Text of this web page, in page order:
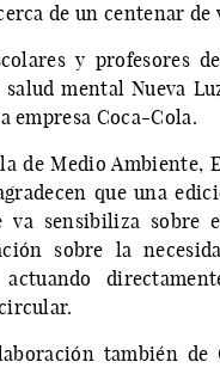
de un centenar de
y profesores
salud mental Nueva
empresa Coca-Cola.
de Medio Ambiente,
que una
va sensibiliza sobre
sobre la
actuando
también